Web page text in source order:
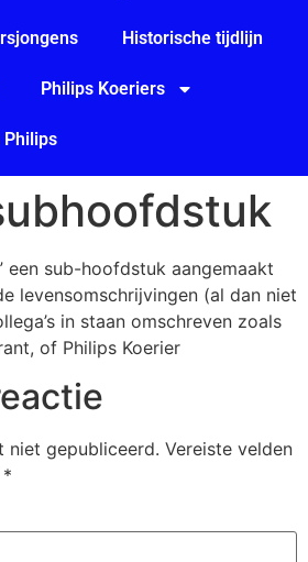
Historische tijdlijn
Philips Koeriers
Philips
een sub-hoofdstuk aangemaakt
levensomschrijvingen (al dan niet
in staan omschreven zoals
of Philips Koerier
niet gepubliceerd. Vereiste velden
*